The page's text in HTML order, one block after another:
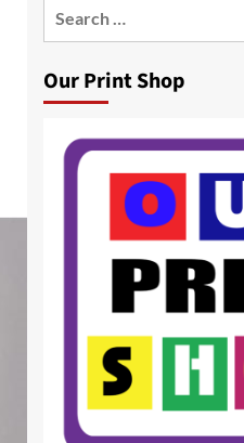
Our Print Shop